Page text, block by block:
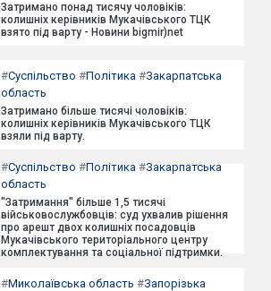
Затримано понад тисячу чоловіків:
колишніх керівників Мукачівського ТЦК
взято під варту - Новини bigmir)net
#Суспільство #Політика #Закарпатська
область
Затримано більше тисячі чоловіків:
колишніх керівників Мукачівського ТЦК
взяли під варту.
#Суспільство #Політика #Закарпатська
область
"Затримання" більше 1,5 тисячі
військовослужбовців: суд ухвалив рішення
про арешт двох колишніх посадовців
Мукачівського територіального центру
комплектування та соціальної підтримки.
#Миколаївська область #Запорізька